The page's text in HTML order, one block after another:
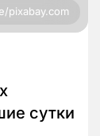
pixabay.com
сутки